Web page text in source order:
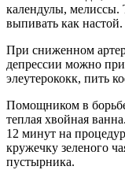
календулы, мелиссы.
выпивать как настой.
При сниженном
депрессии можно
элеутерококк, пить
Помощником в
теплая хвойная
12 минут на
кружечку зеленого
пустырника.